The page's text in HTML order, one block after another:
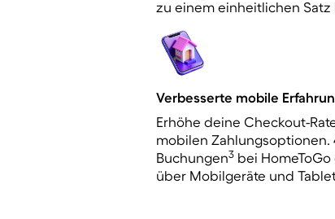
zu einem einheitlichen Satz
Verbesserte mobile
Erhöhe deine Checkout-
mobilen Zahlungsoptionen.
Buchungen3 bei
über Mobilgeräte und